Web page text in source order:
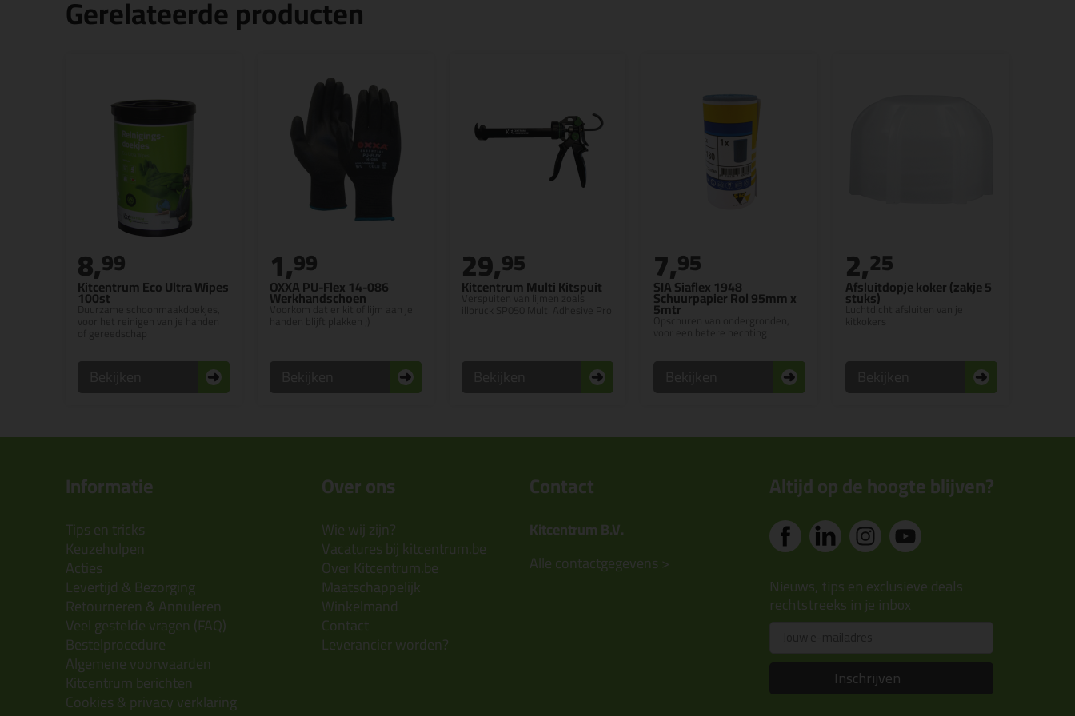
Gerelateerde producten
Kitcentrum Eco Ultra Wipes
100st
Duurzame schoonmaakdoekjes,
8,99
OXXA PU-Flex 14-086
Werkhandschoen
Voorkom dat er kit of lijm aan je
1,99
Kitcentrum Multi Kitspuit
Verspuiten van lijmen zoals
29,95
SIA Siaflex 1948
Schuurpapier Rol 95mm x
5mtr
Opschuren van ondergronden,
7,95
Afsluitdopje koker (zakje 5
stuks)
Luchtdicht afsluiten van je
2,25
Informatie
Tips en tricks
Keuzehulpen
Acties
Levertijd & Bezorging
Retourneren & Annuleren
Veel gestelde vragen (FAQ)
Bestelprocedure
Algemene voorwaarden
Kitcentrum berichten
Cookies & privacy verklaring
Over ons
Wie wij zijn?
Vacatures bij kitcentrum.be
Over Kitcentrum.be
Maatschappelijk
Winkelmand
Contact
Leverancier worden?
Contact
Kitcentrum B.V.
Alle contactgegevens >
Altijd op de hoogte blijven?
Nieuws, tips en exclusieve deals
rechtstreeks in je inbox
Inschrijven